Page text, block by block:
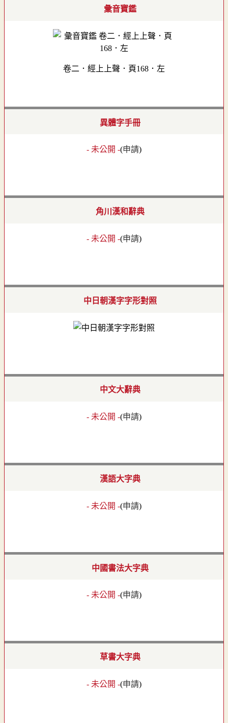
彙音寶鑑
卷二．經上上聲．頁168．左
異體字手冊
- 未公開 -(申請)
角川漢和辭典
- 未公開 -(申請)
中日朝漢字字形對照
中文大辭典
- 未公開 -(申請)
漢語大字典
- 未公開 -(申請)
中國書法大字典
- 未公開 -(申請)
草書大字典
- 未公開 -(申請)